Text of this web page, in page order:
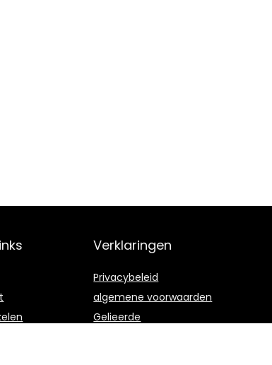
Verklaringen
Privacybeleid
algemene voorwaarden
Gelieerde